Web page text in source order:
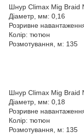
Шнур Climax Mig Braid
Діаметр, мм: 0,16
Розривне
Колір: тютюн
Розмотування, м: 135
Шнур Climax Mig Braid
Діаметр, мм: 0,18
Розривне
Колір: тютюн
Розмотування, м: 135